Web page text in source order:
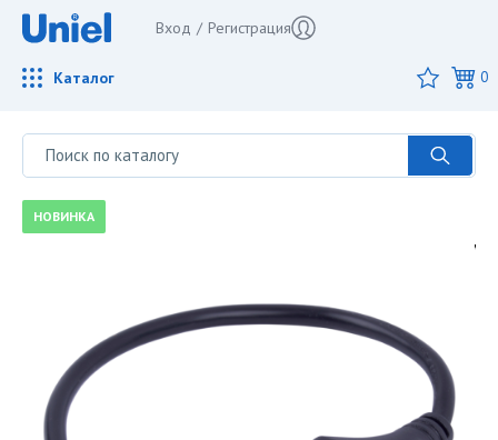
Вход / Регистрация
Каталог 0
НОВИНКА